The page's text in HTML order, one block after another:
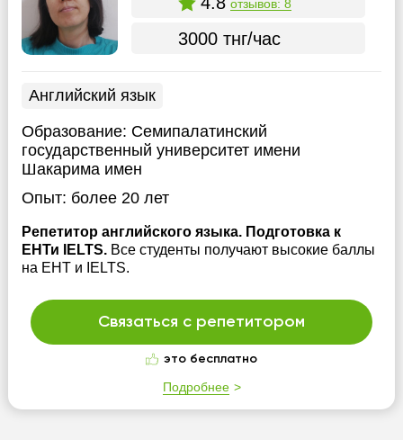
отзывов: 8
3000 тнг/час
Английский язык
Образование: Семипалатинский
государственный университет имени
Шакарима имен
Опыт: более 20 лет
Репетитор английского языка. Подготовка к
ЕНТи IELTS. Все студенты получают высокие баллы
на ЕНТ и IELTS.
Связаться с репетитором
это бесплатно
Подробнее